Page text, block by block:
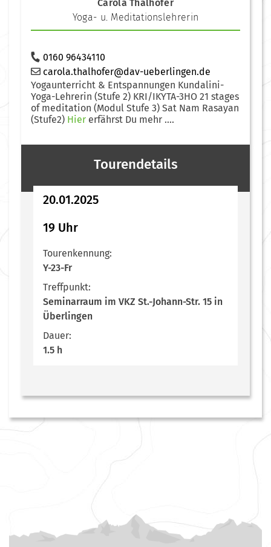
Carola Thalhofer
Yoga- u. Meditationslehrerin
0160 96434110
carola.thalhofer@dav-ueberlingen.de
Yogaunterricht & Entspannungen Kundalini-
Yoga-Lehrerin (Stufe 2) KRI/IKYTA-3HO 21 stages
of meditation (Modul Stufe 3) Sat Nam Rasayan
(Stufe2) Hier erfährst Du mehr ....
Tourendetails
20.01.2025
19 Uhr
Tourenkennung:
Y-23-Fr
Treffpunkt:
Seminarraum im VKZ St.-Johann-Str. 15 in
Überlingen
Dauer:
1.5 h